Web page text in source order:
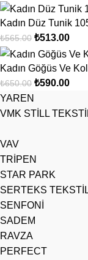
Kadın Düz Tunik
₺565.00 ₺513.00
Kadın Göğüs Ve
₺650.00 ₺590.00
YAREN
VMK STİLL
VAV
TRİPEN
STAR PARK
SERTEKS
SENFONİ
SADEM
RAVZA
PERFECT